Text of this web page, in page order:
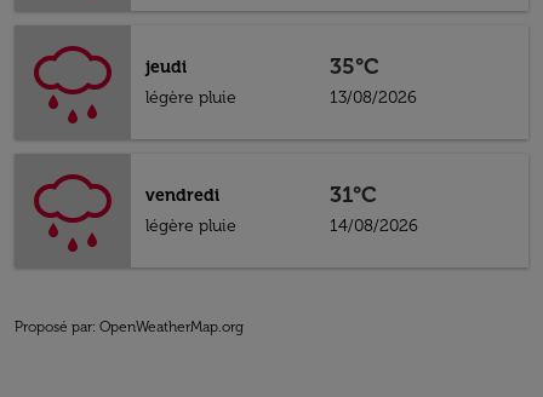
jeudi
légère pluie
35°C
13/08/2026
vendredi
légère pluie
31°C
14/08/2026
Proposé par: OpenWeatherMap.org